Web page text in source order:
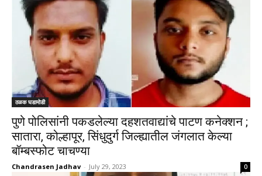
ठळक घडामोडी
पुणे पोलिसांनी पकडलेल्या दहशतवाद्यांचे पाटण कनेक्शन ;
सातारा, कोल्हापूर, सिंधुदुर्ग जिल्ह्यातील जंगलात केल्या
बॉम्बस्फोट चाचण्या
Chandrasen Jadhav - July 29, 2023 0